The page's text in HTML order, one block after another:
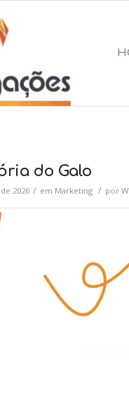
do Galo
2026 / em Marketing / por